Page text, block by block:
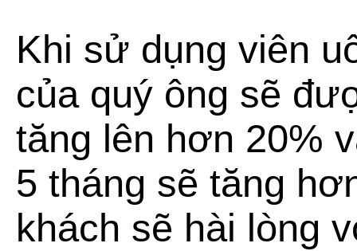
Khi sử dụng viên
của quý ông sẽ
tăng lên hơn 20%
5 tháng sẽ tăng
khách sẽ hài lòng